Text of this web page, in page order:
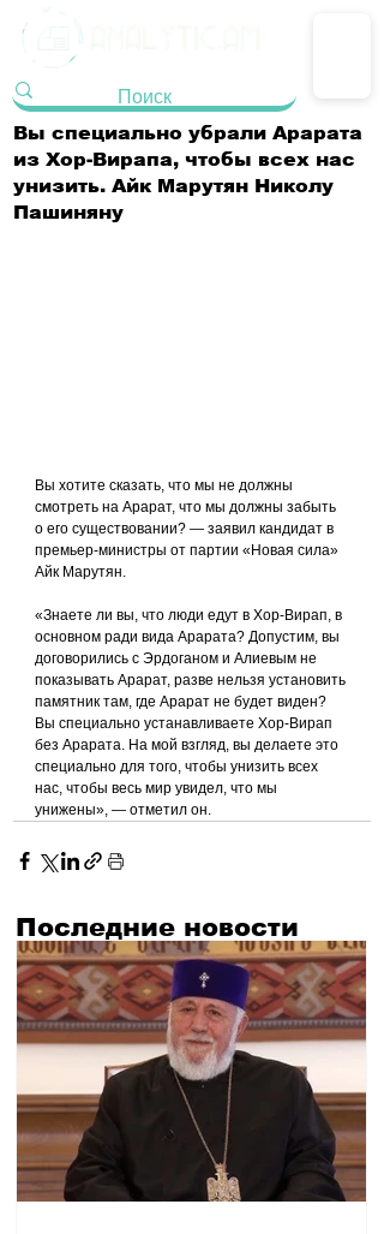
Вы специально убрали Арарата
из Хор-Вирапа, чтобы всех нас
унизить. Айк Марутян Николу
Пашиняну
Вы хотите сказать, что мы не должны
смотреть на Арарат, что мы должны забыть
о его существовании? — заявил кандидат в
премьер-министры от партии «Новая сила»
Айк Марутян.
«Знаете ли вы, что люди едут в Хор-Вирап, в
основном ради вида Арарата? Допустим, вы
договорились с Эрдоганом и Алиевым не
показывать Арарат, разве нельзя установить
памятник там, где Арарат не будет виден?
Вы специально устанавливаете Хор-Вирап
без Арарата. На мой взгляд, вы делаете это
специально для того, чтобы унизить всех
нас, чтобы весь мир увидел, что мы
унижены», — отметил он.
Последние новости